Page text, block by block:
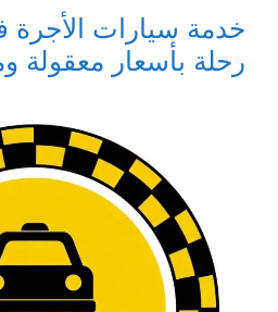
خدمة سيارات
رحلة بأسعار معقولة